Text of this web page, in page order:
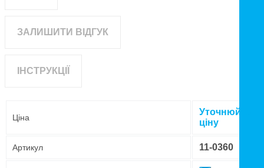
ЗАЛИШИТИ ВІДГУК
ІНСТРУКЦІЇ
Ціна
Уточнюйте
ціну
Артикул 11-0360